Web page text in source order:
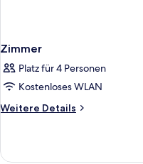
Zimmer
Platz für 4 Personen
Kostenloses WLAN
Weitere Details
Weitere